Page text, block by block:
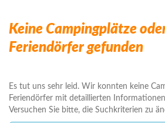
Keine Campingplätze
Feriendörfer gefunden
Es tut uns sehr leid. Wir konnten keine
Feriendörfer mit detaillierten
Versuchen Sie bitte, die Suchkriterien zu